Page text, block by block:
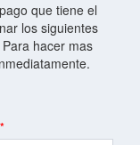
que tiene el
los siguientes
hacer mas